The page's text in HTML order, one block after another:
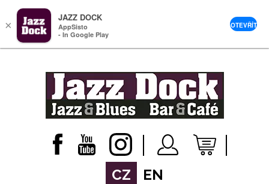
CZ EN
×
JAZZ DOCK
AppSisto
- In Google Play
OTEVŘÍT